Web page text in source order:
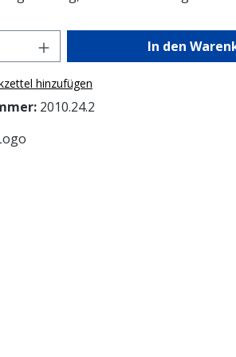
Anzahl: Gib denIn den
hinzufügen
2010.24.2